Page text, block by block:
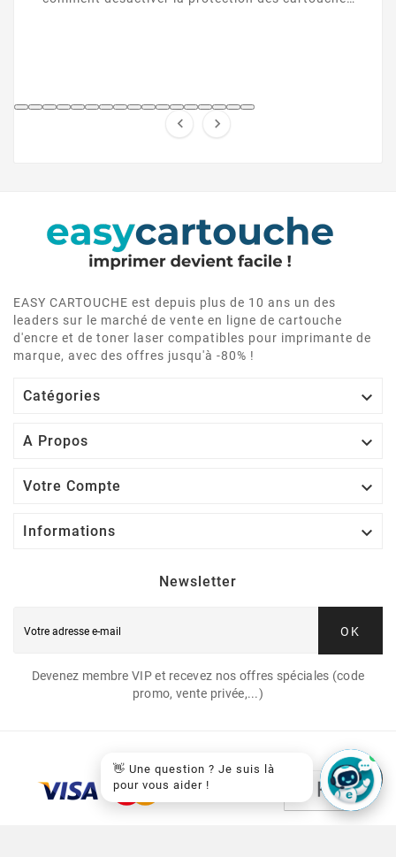
 
EASY CARTOUCHE est depuis plus de 10 ans un des
leaders sur le marché de vente en ligne de cartouche
d'encre et de toner laser compatibles pour imprimante de
marque, avec des offres jusqu'à -80% !
Catégories 
A Propos 
Votre Compte 
Informations 
Newsletter
OK
Devenez membre VIP et recevez nos offres spéciales (code
promo, vente privée,...)
👋 Une question ? Je suis là
pour vous aider !